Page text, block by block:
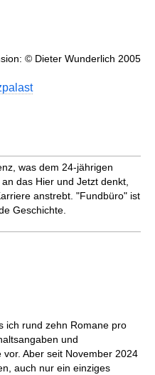
© Dieter Wunderlich 2005
was dem 24-jährigen
das Hier und Jetzt denkt,
anstrebt. "Fundbüro" ist
Geschichte.
ich rund zehn Romane pro
und
Aber seit November 2024
auch nur ein einziges